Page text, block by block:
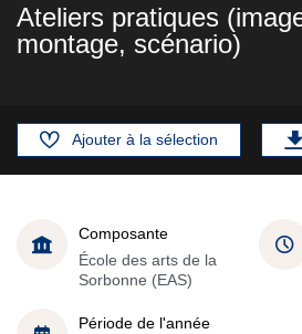
Ateliers pratiques
montage, scénario)
Ajouter à la sélection
Composante
École des arts de la
Sorbonne (EAS)
Période de l'année